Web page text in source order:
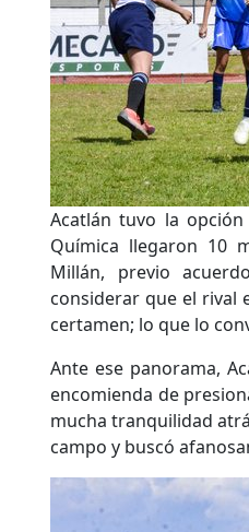
Acatlán tuvo la
Química llegaron 10
Millán, previo
considerar que el rival
certamen; lo que lo
Ante ese panorama,
encomienda de
mucha tranquilidad
campo y buscó